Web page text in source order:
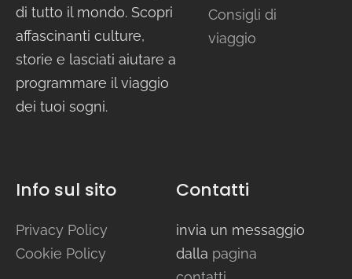
di tutto il mondo. Scopri
affascinanti culture,
storie e lasciati aiutare a
programmare il viaggio
dei tuoi sogni.
Consigli di
viaggio
Info sul sito
Privacy Policy
Cookie Policy
Contatti
invia un messaggio
dalla pagina